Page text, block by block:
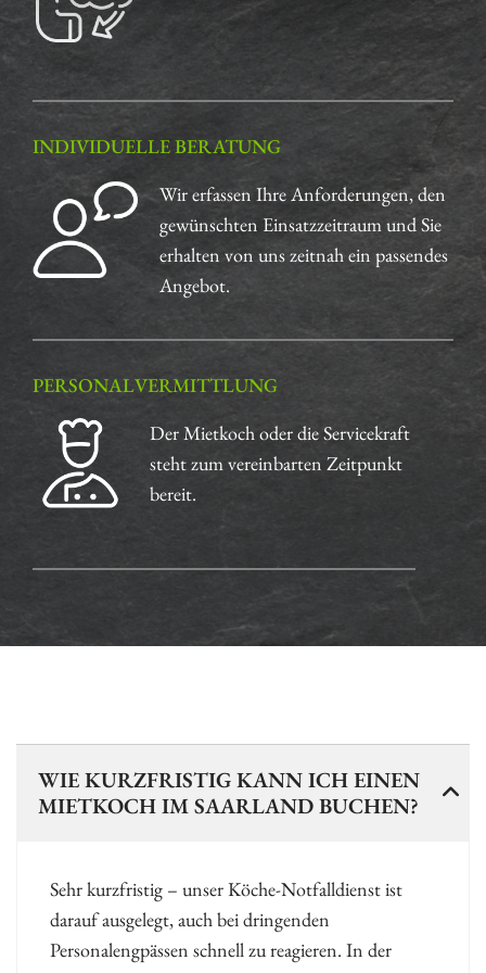
INDIVIDUELLE BERATUNG
Wir erfassen Ihre Anforderungen, den
gewünschten Einsatzzeitraum und Sie
erhalten von uns zeitnah ein passendes
Angebot.
PERSONALVERMITTLUNG
Der Mietkoch oder die Servicekraft
steht zum vereinbarten Zeitpunkt
bereit.
WIE KURZFRISTIG KANN ICH EINEN
MIETKOCH IM SAARLAND BUCHEN?
Sehr kurzfristig – unser Köche-Notfalldienst ist
darauf ausgelegt, auch bei dringenden
Personalengpässen schnell zu reagieren. In der